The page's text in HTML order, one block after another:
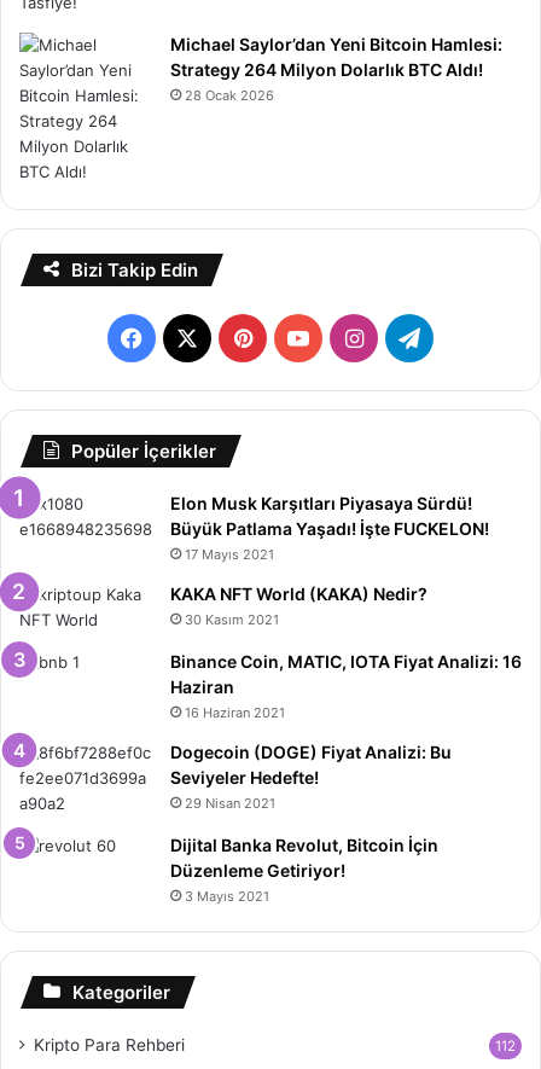
Michael Saylor’dan Yeni Bitcoin Hamlesi:
Strategy 264 Milyon Dolarlık BTC Aldı!
28 Ocak 2026
Bizi Takip Edin
Facebook
X PinterestYouTubeInstagramTelegram
Popüler İçerikler
Elon Musk Karşıtları Piyasaya Sürdü!
Büyük Patlama Yaşadı! İşte FUCKELON!
17 Mayıs 2021
KAKA NFT World (KAKA) Nedir?
30 Kasım 2021
Binance Coin, MATIC, IOTA Fiyat Analizi: 16
Haziran
16 Haziran 2021
Dogecoin (DOGE) Fiyat Analizi: Bu
Seviyeler Hedefte!
29 Nisan 2021
Dijital Banka Revolut, Bitcoin İçin
Düzenleme Getiriyor!
3 Mayıs 2021
Kategoriler
Kripto Para Rehberi 112